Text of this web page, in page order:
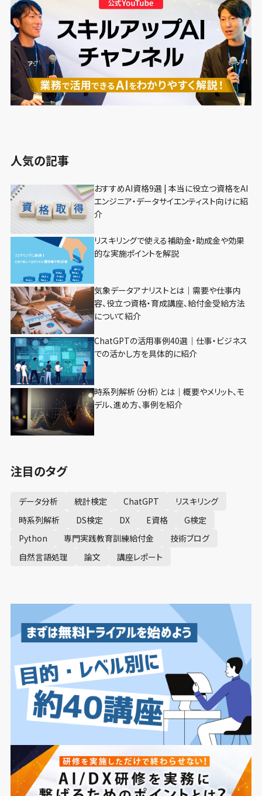
人気の記事
おすすめAI資格9選 | 本当に役立つ資格をAI
エンジニア・データサイエンティスト向けに紹
介
リスキリングで使える補助金・助成金や効果
的な実施ポイントを解説
気象データアナリストとは｜需要や仕事内
容、役立つ資格・育成講座、給付金受給方法
について紹介
ChatGPTの活用事例40選｜仕事・ビジネス
での活かし方を具体的に紹介
時系列解析（分析）とは｜概要やメリット、モ
デル、進め方、事例を紹介
注目のタグ
データ分析 統計検定 ChatGPT
リスキリング
時系列解析
DS検定 DX E資格
G検定
Python
専門実践教育訓練給付金
技術ブログ
自然言語処理
論文 講座レポート